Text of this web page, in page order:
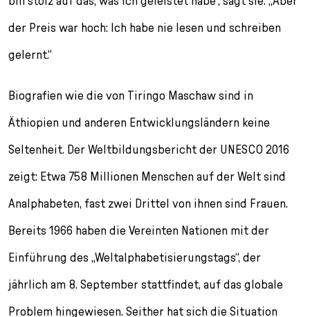
der Preis war hoch: Ich habe nie lesen und schreiben
gelernt.“
Biografien wie die von Tiringo Maschaw sind in
Äthiopien und anderen Entwicklungsländern keine
Seltenheit. Der Weltbildungsbericht der UNESCO 2016
zeigt: Etwa 758 Millionen Menschen auf der Welt sind
Analphabeten, fast zwei Drittel von ihnen sind Frauen.
Bereits 1966 haben die Vereinten Nationen mit der
Einführung des „Weltalphabetisierungstags“, der
jährlich am 8. September stattfindet, auf das globale
Problem hingewiesen. Seither hat sich die Situation